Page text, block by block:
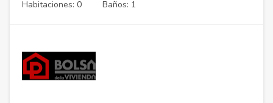
Habitaciones: 0
Baños: 1